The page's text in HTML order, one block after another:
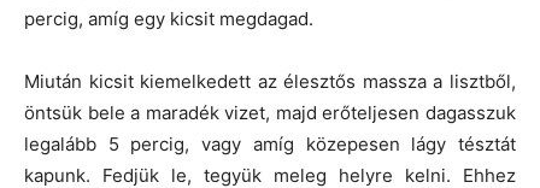
percig, amíg egy kicsit megdagad.
Miután kicsit kiemelkedett az élesztős massza a lisztből,
öntsük bele a maradék vizet, majd erőteljesen dagasszuk
legalább 5 percig, vagy amíg közepesen lágy tésztát
kapunk. Fedjük le, tegyük meleg helyre kelni. Ehhez